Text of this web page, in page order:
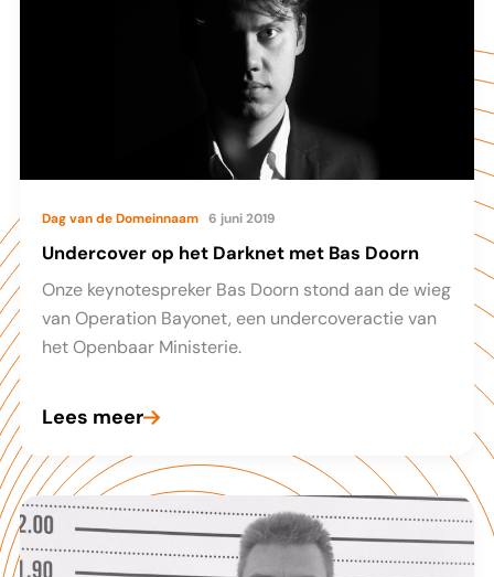
Dag van de Domeinnaam 6 juni 2019
Undercover op het Darknet met Bas Doorn
Onze keynotespreker Bas Doorn stond aan de wieg
van Operation Bayonet, een undercoveractie van
het Openbaar Ministerie.
Undercover
op
het
Darknet
met
Lees meer